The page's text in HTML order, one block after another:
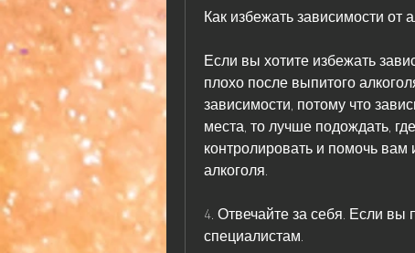
Как избежать зависимости от
Если вы хотите избежать
плохо после выпитого
зависимости, потому что
места, то лучше подождать,
контролировать и помочь
алкоголя.
4. Отвечайте за себя. Если
специалистам.